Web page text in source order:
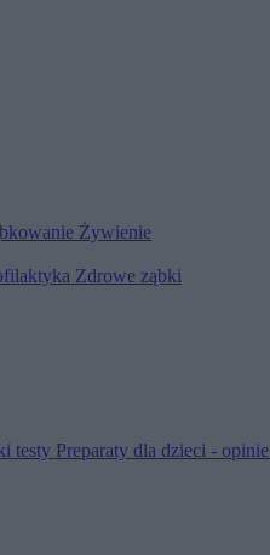
Żywienie
Zdrowe ząbki
testy Preparaty dla dzieci - opinie